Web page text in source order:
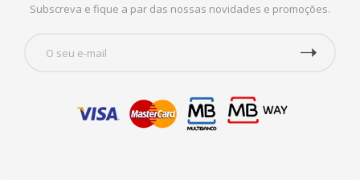
Subscreva e fique a par das nossas novidades e promoções.